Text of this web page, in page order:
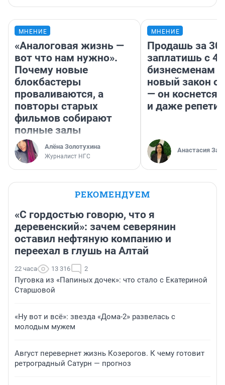
МНЕНИЕ
«Аналоговая жизнь —
вот что нам нужно».
Почему новые
блокбастеры
проваливаются, а
повторы старых
фильмов собирают
полные залы
Алёна Золотухина
Журналист НГС
МНЕНИЕ
Продашь за
заплатишь с
бизнесменам
новый закон о
— он коснется
и даже
Анастасия
РЕКОМЕНДУЕМ
«С гордостью говорю, что я
деревенский»: зачем северянин
оставил нефтяную компанию и
переехал в глушь на Алтай
22 часа 13 316 2
Пуговка из «Папиных дочек»: что стало с Екатериной
Старшовой
«Ну вот и всё»: звезда «Дома-2» развелась с
молодым мужем
Август перевернет жизнь Козерогов. К чему готовит
ретроградный Сатурн — прогноз